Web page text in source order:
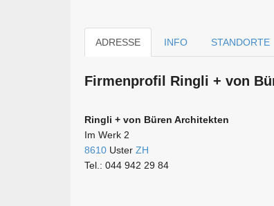
ADRESSE INFO STANDORTE
Firmen­profil Ringli + von
Ringli + von Büren Architekten
Im Werk 2
8610 Uster ZH
Tel.: 044 942 29 84